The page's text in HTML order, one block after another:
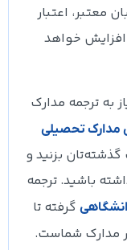
معتبر، اعتبار
خواهد
به ترجمه مدارک
مدارک تحصیلی
بزنید و
باشید. ترجمه
گرفته تا
مدارک شماست.